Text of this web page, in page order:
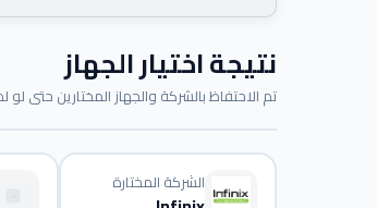
نتيجة اختيار الجهاز
تم الاحتفاظ بالشركة والجهاز المختارين حتى
الشركة المختارة